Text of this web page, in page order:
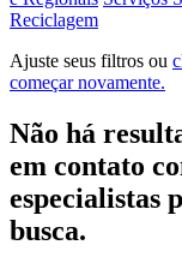
Reciclagem
Ajuste seus filtros ou
começar novamente.
Não há
em contato
especialistas
busca.